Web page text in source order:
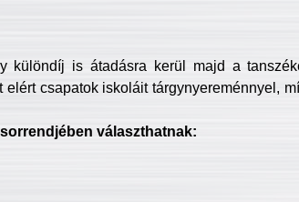
különdíj is átadásra kerül majd a
csapatok iskoláit tárgynyereménnyel,
választhatnak: